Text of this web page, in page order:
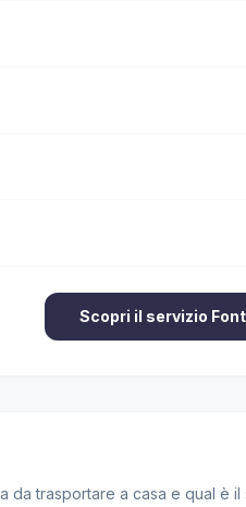
Scopri il servizio
da trasportare a casa e qual è il